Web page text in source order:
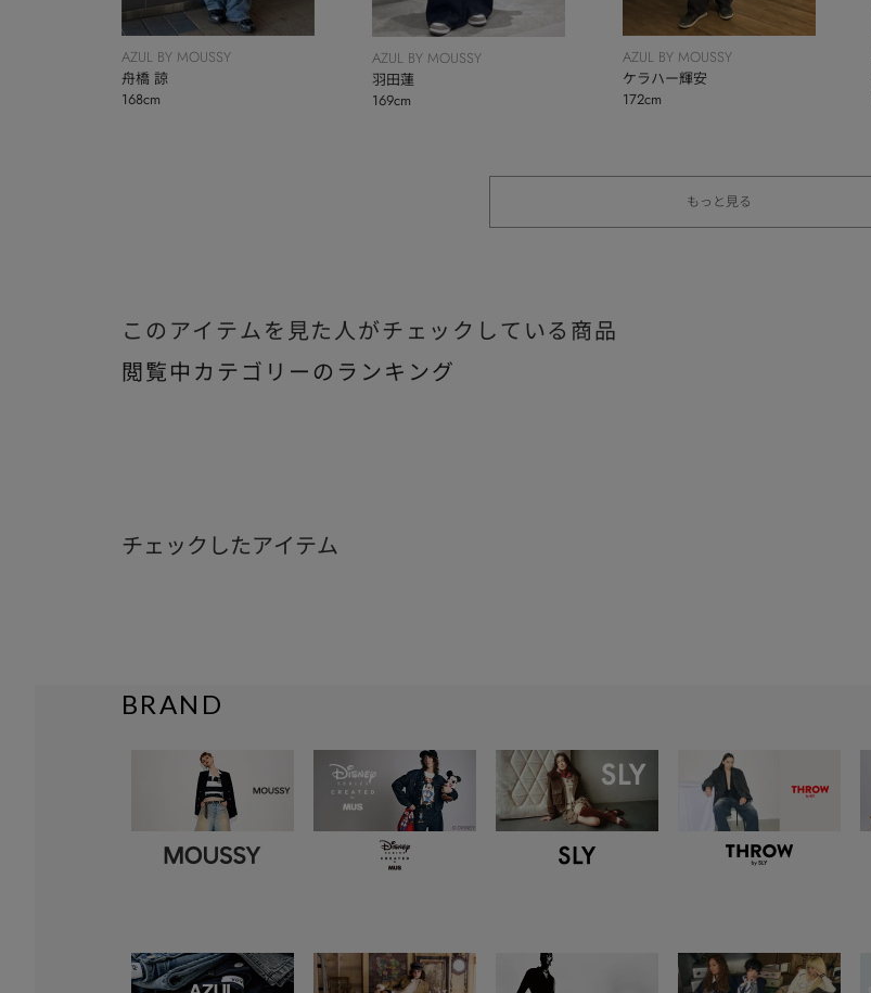
AZUL BY MOUSSY
舟橋 諒
168cm
AZUL BY MOUSSY
羽田蓮
169cm
AZUL BY MOUSSY
ケラハー輝安
172cm
もっと見る
このアイテムを見た人がチェックしている商品
閲覧中カテゴリーのランキング
チェックしたアイテム
BRAND